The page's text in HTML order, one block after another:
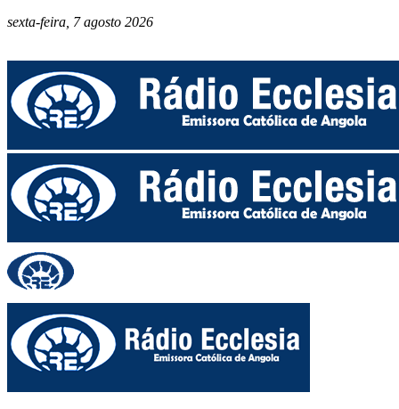
sexta-feira, 7 agosto 2026